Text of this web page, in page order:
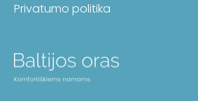
Privatumo politika